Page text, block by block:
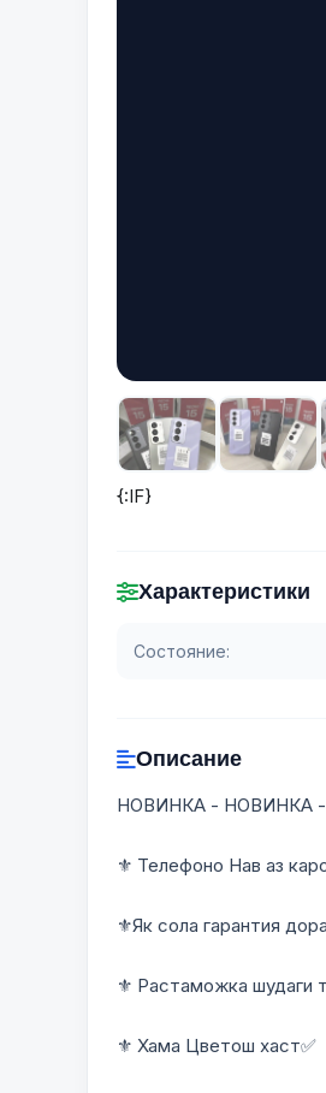
{:IF}
Характеристики
Состояние:
Описание
НОВИНКА - НОВИНКА
⚜️ Телефоно Нав аз
⚜️Як сола гарантия
⚜️ Растаможка шудаги
⚜️ Хама Цветош хаст✅